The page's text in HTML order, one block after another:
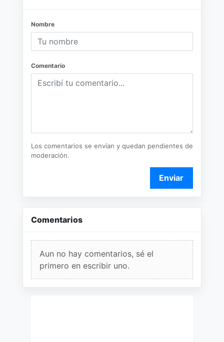
Nombre
Comentario
Los comentarios se envían y quedan pendientes de
moderación.
Enviar
Comentarios
Aun no hay comentarios, sé el
primero en escribir uno.